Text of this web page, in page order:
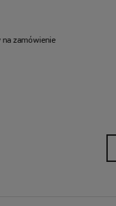
zamówienie